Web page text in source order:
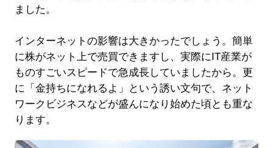
ました。
インターネットの影響は大きかったでしょう。簡単
に株がネット上で売買できますし、実際にIT産業が
ものすごいスピードで急成長していましたから。更
に「金持ちになれるよ」という誘い文句で、ネット
ワークビジネスなどが盛んになり始めた頃とも重な
ります。